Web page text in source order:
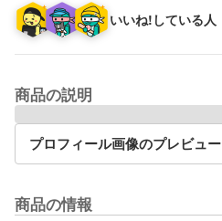
いいね!している人
商品の説明
プロフィール画像のプレビュー
商品の情報